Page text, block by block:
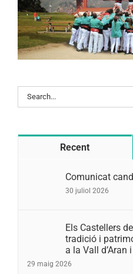
Search
for:
Recent
Comunicat
30 juliol 2026
Els Castellers
tradició i
a la Vall d’Aran
29 maig 2026